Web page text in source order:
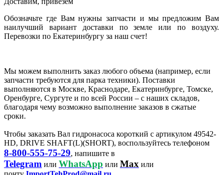
Обозначьте где Вам нужны запчасти и мы предложим Вам
наилучший вариант доставки по земле или по воздуху.
Перевозки по Екатеринбургу за наш счет!
Мы можем выполнить заказ любого объема (например, если
запчасти требуются для парка техники). Поставки
выполняются в Москве, Краснодаре, Екатеринбурге, Томске,
Оренбурге, Сургуте и по всей России – с наших складов,
благодаря чему возможно выполнение заказов в сжатые
сроки.
Чтобы заказать Вал гидронасоса короткий с артикулом 49542-
HD, DRIVE SHAFT(L)(SHORT), воспользуйтесь телефоном
8-800-555-75-29, напишите в
Telegram или WhatsApp или Max или